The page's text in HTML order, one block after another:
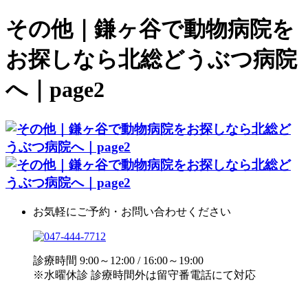
その他｜鎌ヶ谷で動物病院を
お探しなら北総どうぶつ病院
へ｜page2
お気軽にご予約・お問い合わせください
診療時間 9:00～12:00 / 16:00～19:00
※水曜休診 診療時間外は留守番電話にて対応